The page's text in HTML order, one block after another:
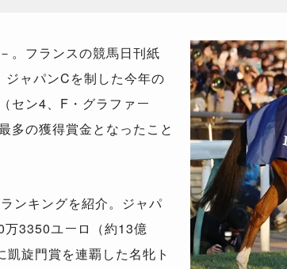
。フランスの競馬日刊紙
ジャパンCを制した今年の
セン4、F・グラファー
多の獲得賞金となったこと
ンキングを紹介。ジャパ
万3350ユーロ（約13億
旋門賞を連覇した名牝ト